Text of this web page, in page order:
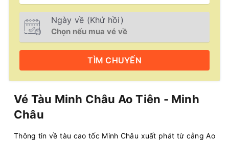
Ngày về (Khứ hồi)
TÌM CHUYẾN
Vé Tàu Minh Châu Ao Tiên - Minh
Châu
Thông tin về tàu cao tốc Minh Châu xuất phát từ cảng Ao